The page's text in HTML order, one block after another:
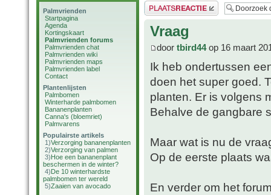
Palmvrienden
Startpagina
Agenda
Kortingskaart
Palmvrienden forums
Palmvrienden chat
Palmvrienden wiki
Palmvrienden maps
Palmvrienden label
Contact
Plantenlijsten
Palmbomen
Winterharde palmbomen
Bananenplanten
Canna's (bloemriet)
Palmvarens
Populairste artikels
1)Verzorging bananenplanten
2)Verzorging van palmen
3)Hoe een bananenplant
beschermen in de winter?
4)De 10 winterhardste
palmbomen ter wereld
5)Zaaien van avocado
Plaats een reactie
Vraag
door tbird44op 16 maart
Ik heb ondertussen
doen het super goed.
planten. Er is volgens
Behalve de gangbare
Maar wat is nu de
Op de eerste plaats
En verder om het